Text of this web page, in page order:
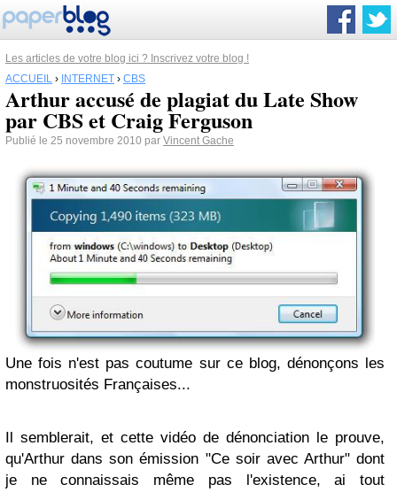
Les articles de votre blog ici ? Inscrivez votre blog !
ACCUEIL › INTERNET › CBS
Arthur accusé de plagiat du Late Show
par CBS et Craig Ferguson
Publié le 25 novembre 2010 par Vincent Gache
Une fois n'est pas coutume sur ce blog, dénonçons les
monstruosités Françaises...
Il semblerait, et cette vidéo de dénonciation le prouve,
qu'Arthur dans son émission "Ce soir avec Arthur" dont
je ne connaissais même pas l'existence, ai tout